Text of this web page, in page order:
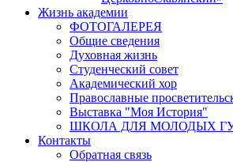
Жизнь академии
ФОТОГАЛЕРЕЯ
Общие сведения
Духовная жизнь
Студенческий совет
Академический хор
Православные
Выставка "Моя История"
ШКОЛА ДЛЯ МОЛОДЫХ
Контакты
Обратная связь